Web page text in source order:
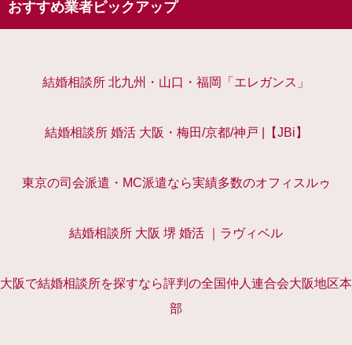
おすすめ業者ピックアップ
結婚相談所 北九州・山口・福岡「エレガンス」
結婚相談所 婚活 大阪・梅田/京都/神戸 |【JBi】
東京の司会派遣・MC派遣なら実績多数のオフィスルゥ
結婚相談所 大阪 堺 婚活 ｜ラヴィベル
大阪で結婚相談所を探すなら評判の全国仲人連合会大阪地区本
部